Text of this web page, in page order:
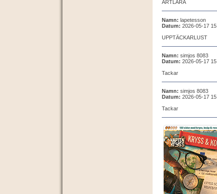
ARTLÄRA
Namn: lapetesson
Datum: 2026-05-17
UPPTÄCKARLUST
Namn: simjos 8083
Datum: 2026-05-17
Tackar
Namn: simjos 8083
Datum: 2026-05-17
Tackar